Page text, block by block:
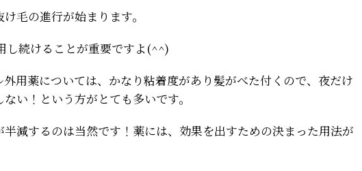
毛の進行が始まります。
し続けることが重要ですよ(^^)
用薬については、かなり粘着度があり髪がべた付くので、夜だけ
い！という方がとても多いです。
半減するのは当然です！薬には、効果を出すための決まった用法が